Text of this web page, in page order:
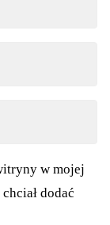
w mojej
dodać